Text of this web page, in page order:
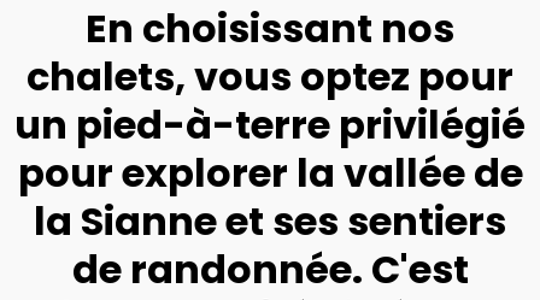
En choisissant nos
chalets, vous optez pour
un pied-à-terre privilégié
pour explorer la vallée de
la Sianne et ses sentiers
de randonnée. C'est